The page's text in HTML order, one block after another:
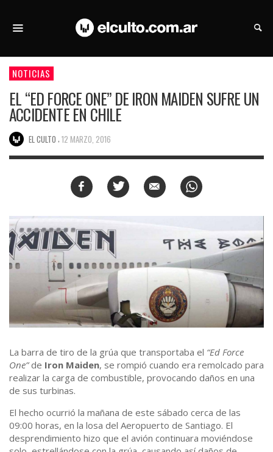
NOTICIAS
EL “ED FORCE ONE” DE IRON MAIDEN SUFRE UN
ACCIDENTE EN CHILE
EL CULTO 12 MARZO, 2016
La barra de tiro de la grúa que transportaba el “Ed Force
One”de Iron Maiden, se rompió cuando era remolcado para
realizar la carga de combustible, provocando daños en una
de sus turbinas.
El hecho ocurrió la mañana de este sábado cerca de las
09:00 horas, en la losa del Aeropuerto de Santiago. El
desprendimiento hizo que el avión continuara moviéndose